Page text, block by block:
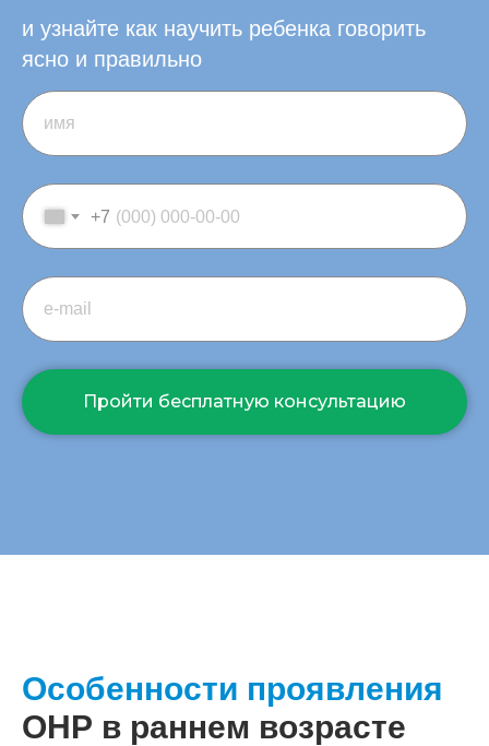
и узнайте как научить ребенка говорить
ясно и правильно
имя
+7
e-mail
Пройти бесплатную консультацию
Особенности проявления
ОНР в раннем возрасте